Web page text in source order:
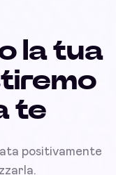
la tua
te
positivamente